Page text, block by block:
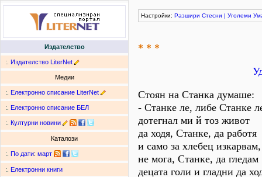
Издателство
:. Издателство LiterNet
Медии
:. Електронно списание LiterNet
:. Електронно списание БЕЛ
:. Културни новини
Каталози
:. По дати: март
:. Електронни книги
Настройки: Разшири Стесни | Уголеми
* * *
Стоян на Станка думаше:
- Станке ле, либе Станке
дотегнал ми й тоз живот
да ходя, Станке, да работя
и само за хлебец изкарвам,
не мога, Станке, да гледам
децата голи и гладни да